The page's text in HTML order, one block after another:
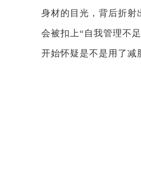
身材的目光，背后折射
会被扣上“自我管理不
开始怀疑是不是用了减